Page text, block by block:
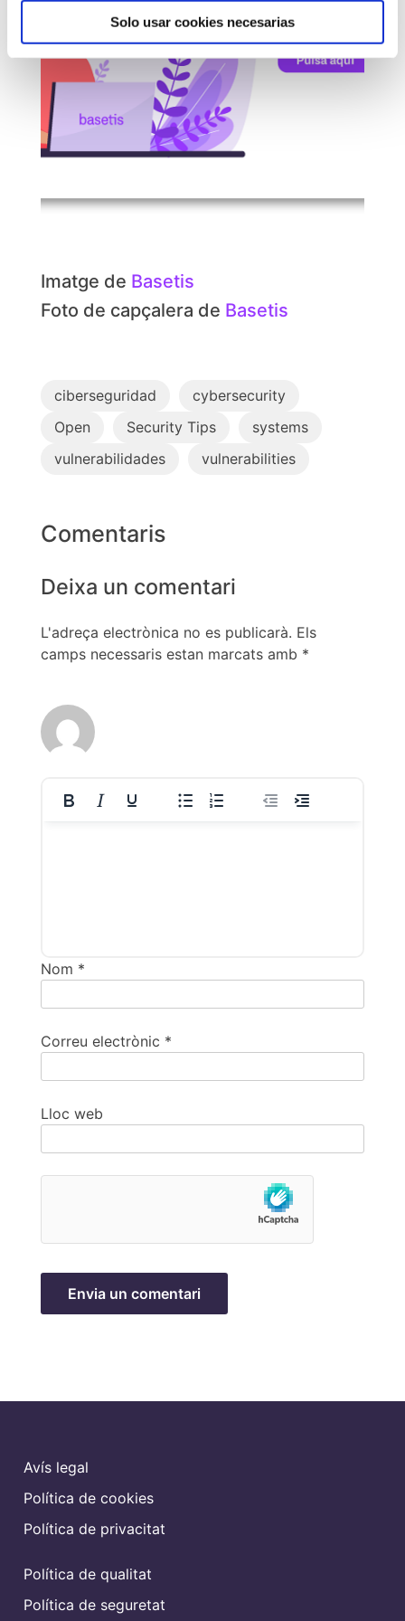
Solo usar cookies necesarias
Imatge de Basetis
Foto de capçalera de Basetis
ciberseguridad
cybersecurity
Open
Security Tips
systems
vulnerabilidades
vulnerabilities
Comentaris
Deixa un comentari
L'adreça electrònica no es publicarà. Els
camps necessaris estan marcats amb *
Nom *
Correu electrònic *
Lloc web
Avís legal
Política de cookies
Política de privacitat
Política de qualitat
Política de seguretat